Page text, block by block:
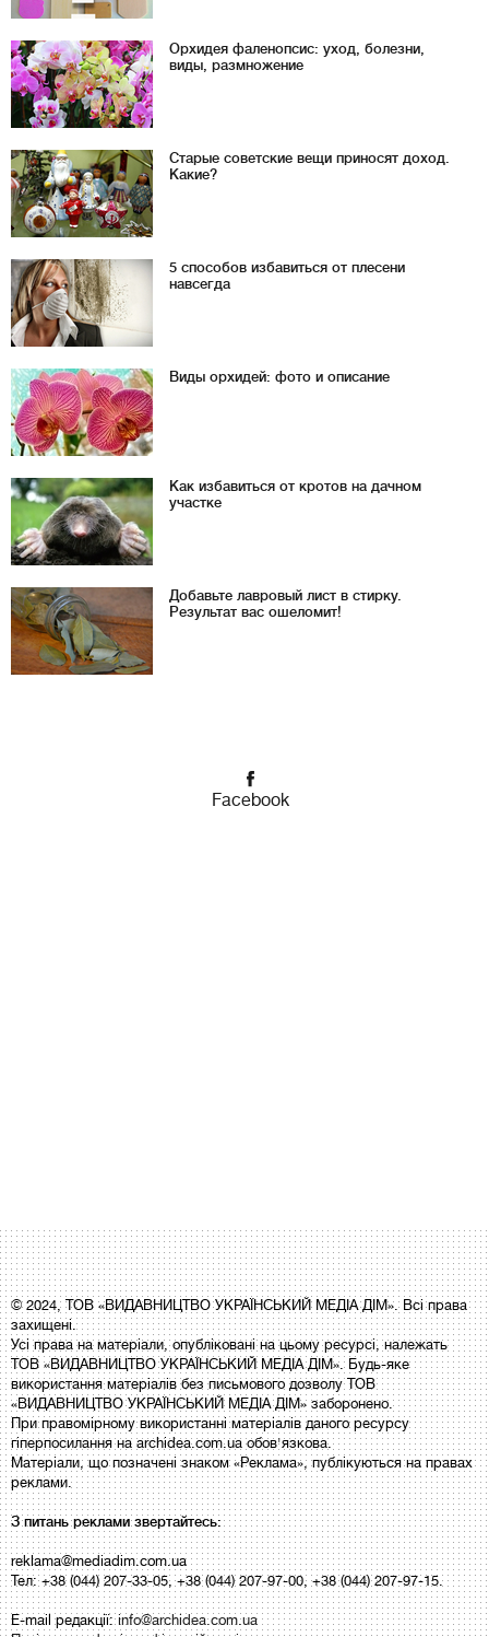
Орхидея фаленопсис: уход, болезни,
виды, размножение
Старые советские вещи приносят доход.
Какие?
5 способов избавиться от плесени
навсегда
Виды орхидей: фото и описание
Как избавиться от кротов на дачном
участке
Добавьте лавровый лист в стирку.
Результат вас ошеломит!
Facebook
© 2024, ТОВ «ВИДАВНИЦТВО УКРАЇНСЬКИЙ МЕДІА ДІМ». Всі права
захищені.
Усі права на матеріали, опубліковані на цьому ресурсі, належать
ТОВ «ВИДАВНИЦТВО УКРАЇНСЬКИЙ МЕДІА ДІМ». Будь-яке
використання матеріалів без письмового дозволу ТОВ
«ВИДАВНИЦТВО УКРАЇНСЬКИЙ МЕДІА ДІМ» заборонено.
При правомірному використанні матеріалів даного ресурсу
гіперпосилання на archidea.com.ua обов'язкова.
Матеріали, що позначені знаком «Реклама», публікуються на правах
реклами.
З питань реклами звертайтесь:
reklama@mediadim.com.ua
Тел: +38 (044) 207-33-05, +38 (044) 207-97-00, +38 (044) 207-97-15.
E-mail редакції:info@archidea.com.ua